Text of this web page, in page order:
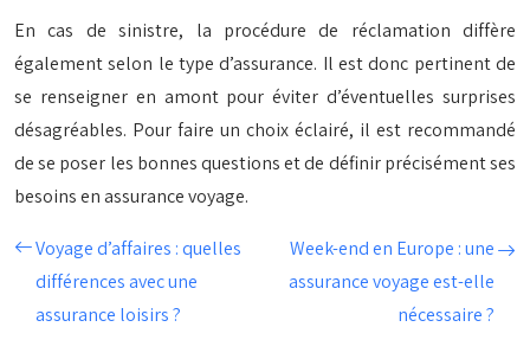
En cas de sinistre, la procédure de réclamation diffère
également selon le type d’assurance. Il est donc pertinent de
se renseigner en amont pour éviter d’éventuelles surprises
désagréables. Pour faire un choix éclairé, il est recommandé
de se poser les bonnes questions et de définir précisément ses
besoins en assurance voyage.
Voyage d’affaires : quelles
différences avec une
assurance loisirs ?
Week-end en Europe : une
assurance voyage est-elle
nécessaire ?